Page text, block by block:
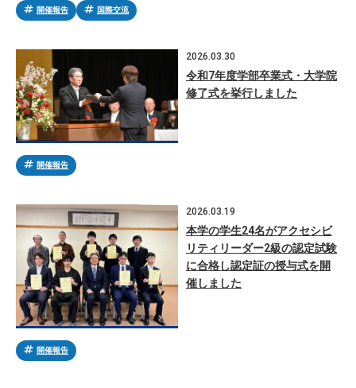
tag 開催報告 tag 国際交流
2026.03.30
令和7年度学部卒業式・大学院
修了式を挙行しました
tag 開催報告
2026.03.19
本学の学生24名がアクセシビ
リティリーダー2級の認定試験
に合格し認定証の授与式を開
催しました
tag 開催報告